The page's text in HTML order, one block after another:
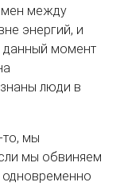
между
энергий, и
данный момент
люди в
то, мы
мы обвиняем
одновременно